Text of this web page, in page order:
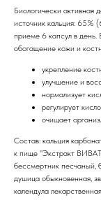
Биологически активная
источник кальция: 65%
приеме 6 капсул в день.
обогащение кожи и
укрепление
улучшение и
нормализует
регулирует
очищает
Состав: кальция
к пище "Экстракт
бессмертник песчаный,
душица обыкновенная,
календула